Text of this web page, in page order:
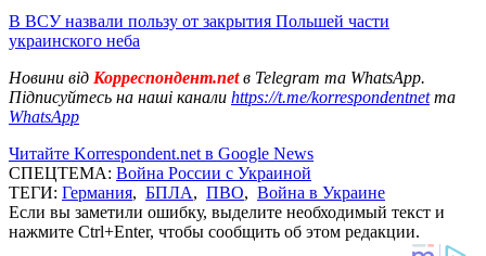
В ВСУ назвали пользу от закрытия Польшей части
украинского неба
Новини від Корреспондент.netв Telegram та WhatsApp.
Підписуйтесь на наші канали https://t.me/korrespondentnetта
WhatsApp
Читайте Korrespondent.net в Google News
СПЕЦТЕМА: Война России с Украиной
ТЕГИ: Германия, БПЛА, ПВО, Война в Украине
Если вы заметили ошибку, выделите необходимый текст и
нажмите Ctrl+Enter, чтобы сообщить об этом редакции.